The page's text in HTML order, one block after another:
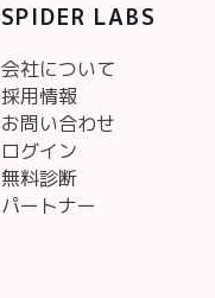
SPIDER LABS
会社について
採用情報
お問い合わせ
ログイン
無料診断
パートナー